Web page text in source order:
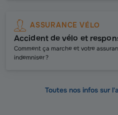
ASSURANCE VÉLO
Accident de vélo et
Comment ça marche etvotre
indemniser ?
Toutes nos infos sur